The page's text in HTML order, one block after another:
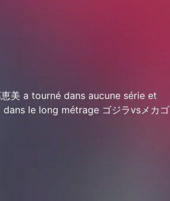
美 a tourné dans aucune série et
le long métrage ゴジラvsメカゴ